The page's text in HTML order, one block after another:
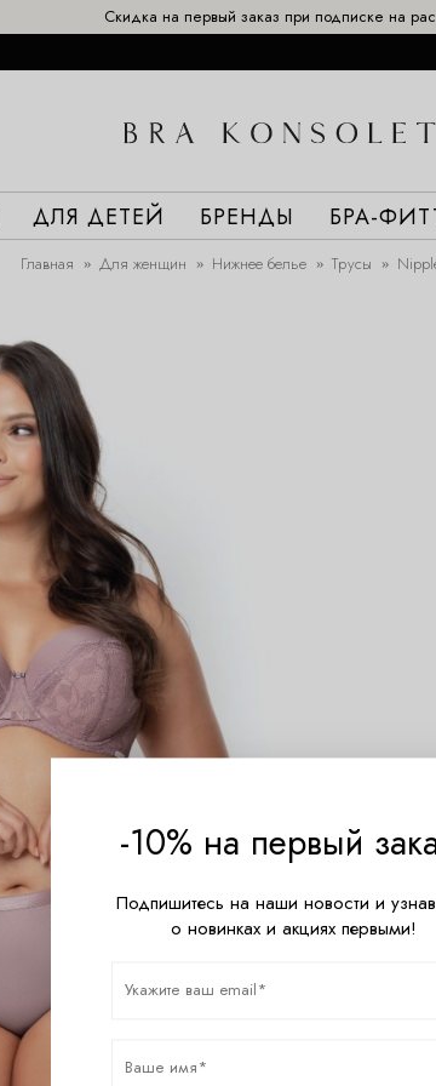
Скидка на первый заказ при подписке на
ДЛЯ ДЕТЕЙ БРЕНДЫ БРА-
Главная Для женщин Нижнее белье Трусы
-10% на первый
Подпишитесь на наши новости и
о новинках и акциях первыми!